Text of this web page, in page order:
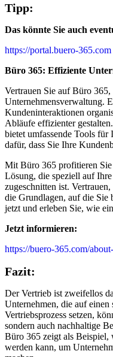
Tipp:
Das könnte Sie auch
https://portal.buero-365.com
Büro 365: Effiziente
Vertrauen Sie auf Büro
Unternehmensverwaltung.
Kundeninteraktionen
Abläufe effizienter
bietet umfassende Tools für
dafür, dass Sie Ihre
Mit Büro 365 profitieren Sie
Lösung, die speziell auf
zugeschnitten ist.
die Grundlagen, auf die Sie
jetzt und erleben Sie, wie
Jetzt informieren:
https://buero-365.com/
Fazit:
Der Vertrieb ist zweifellos
Unternehmen, die auf einen
Vertriebsprozess setzen,
sondern auch nachhaltige
Büro 365 zeigt als Beispiel,
werden kann, um